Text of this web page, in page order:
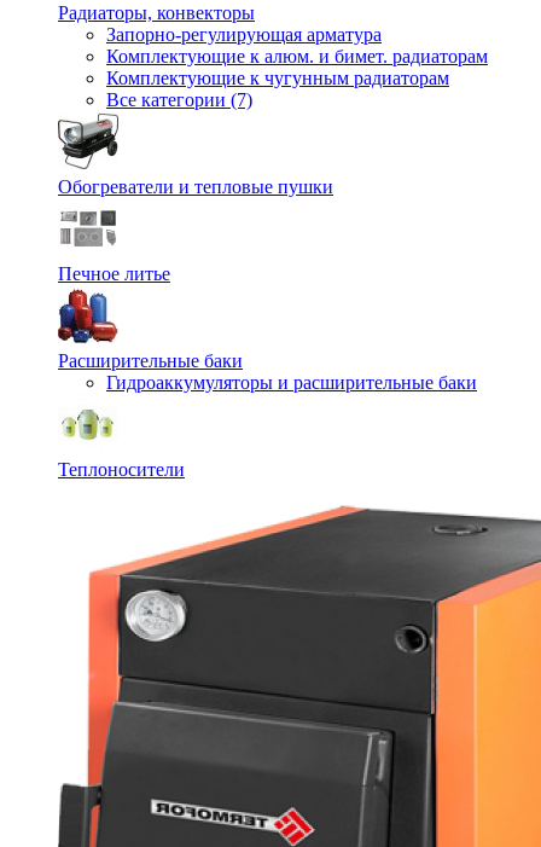
Радиаторы, конвекторы
Запорно-регулирующая арматура
Комплектующие к алюм. и бимет. радиаторам
Комплектующие к чугунным радиаторам
Все категории (7)
Обогреватели и тепловые пушки
Печное литье
Расширительные баки
Гидроаккумуляторы и расширительные баки
Теплоносители